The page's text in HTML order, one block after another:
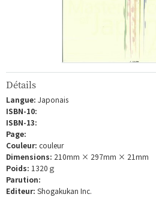
Détails
Langue: Japonais
ISBN-10:
ISBN-13:
Page:
Couleur: couleur
Dimensions: 210mm × 297mm × 21mm
Poids: 1320ｇ
Parution:
Editeur: Shogakukan Inc.